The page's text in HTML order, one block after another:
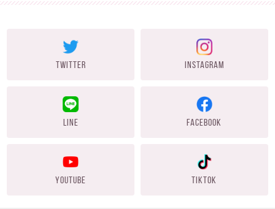
TWITTER INSTAGRAM
LINE FACEBOOK
YOUTUBE TIKTOK